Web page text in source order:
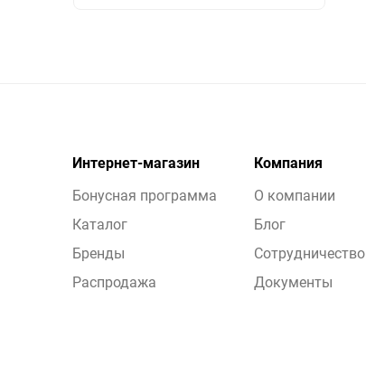
Интернет-магазин
Бонусная программа
Каталог
Бренды
Распродажа
Компания
О компании
Блог
Сотрудничество
Документы